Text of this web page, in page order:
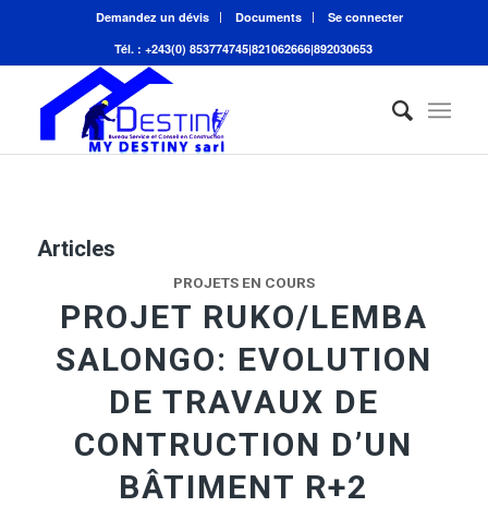
Demandez un dévis Documents
Se connecter
Tél. : +243(0) 853774745|821062666|892030653
Articles
PROJETS EN COURS
PROJET RUKO/LEMBA
SALONGO: EVOLUTION
DE TRAVAUX DE
CONTRUCTION D’UN
BÂTIMENT R+2